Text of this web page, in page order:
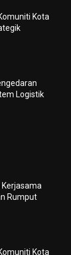
Kota
Logistik
Kerjasama
Rumput
Kota